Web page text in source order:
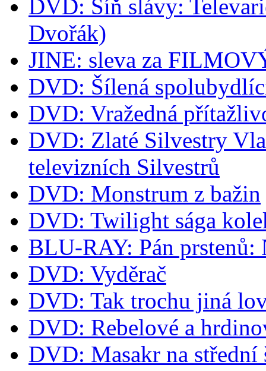
DVD: Síň slávy:
Dvořák)
JINE: sleva za
DVD: Šílená
DVD: Vražedná
DVD: Zlaté Silvestry
televizních Silvestrů
DVD: Monstrum z bažin
DVD: Twilight sága
BLU-RAY: Pán prstenů:
DVD: Vyděrač
DVD: Tak trochu jiná
DVD: Rebelové a
DVD: Masakr na střední